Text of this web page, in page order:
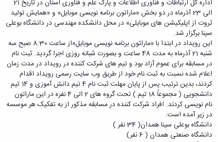
معرفی
برنامه
راهبردی
دانشگاه
نقشه
دانشگاه
سازمان
دانشگاه
معاونت
توسعه
مدیریت
و
پشتیبانی
معاونت
کارکنان
دانشجویان
فارغ
التحصیلان
دانشکده‌ها
پردیس
اصلی
مهندسی
کشاورزی
شیمی
و
علوم
نفت
علوم
ارتباط
با ما
روابط
بین
الملل
(قدم
الآن)
Apply
Now
اداره کل ارتباطات و فناوری اطلاعات و پارک علم و فناوری استان در تاریخ 21
الی 23 آذرماه در دو بخش «ماراتون برنامه نویسی موبایل» و «همایش تولید
ثروت از اپلیکیشن های موبایلی» در محل دانشکده مهندسی در دانشگاه بوعلی
سینا برگزار شد.
این رویداد در ابتدا با «ماراتون برنامه نویسی موبایل»از ساعت 8:30 صبح سه
شنبه 21 آذرماه به مدت 48 ساعت و بصورت شبانه روزی اجرا گردید. ثبت نام
در مسابقه برای عموم آزاد بود و تیم های شرکت کننده در رویداد در مدت زمان
اعلام شده نسبت به ثبت نام خود از طریق وب سایت رسمی رویداد اقدام
کردند، بدین ترتیب پس از پایان مهلت ثبت نام 4 تیم دانش آموزی و 14 تیم
دانشجویی ( مجموعاً 18 تیم ) تحت گروه های 2 الی 4 نفره در این ماراتون
نام نویسی کردند. افراد شرکت کننده در مسابقه مذکور از به تفکیک هر موسسه
در زیر آمده است:
دانشگاه بوعلی سینا همدان( 34 نفر )
دانشگاه صنعتی همدان ( 6 نفر)